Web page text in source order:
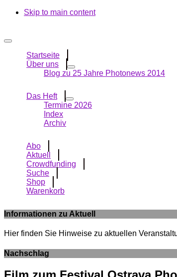
Skip to main content
Startseite
Über uns
Blog zu 25 Jahre Photonews 2014
Das Heft
Termine 2026
Index
Archiv
Abo
Aktuell
Crowdfunding
Suche
Shop
Warenkorb
Informationen zu Aktuell
Hier finden Sie Hinweise zu aktuellen
Nachschlag